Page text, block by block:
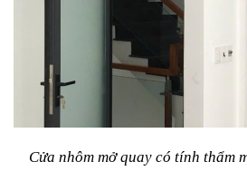
Cửa nhôm mở quay có tính thẩm